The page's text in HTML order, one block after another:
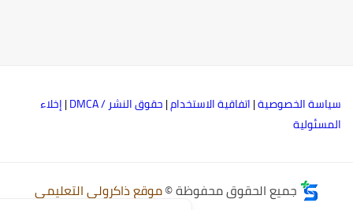
الخصوصية|اتفاقية الاستخدام|حقوق النشر / DMCA |إخلاء
جميع الحقوق محفوظة ©موقع ذاكرولي التعليمي